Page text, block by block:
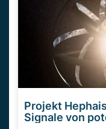
Projekt
Signale von